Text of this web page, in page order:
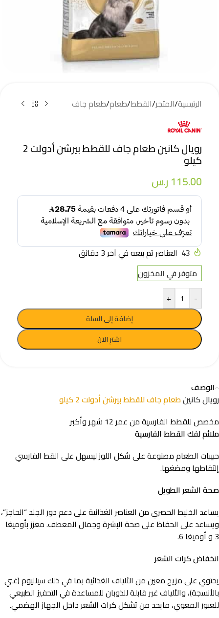
الرئيسية/المتجر/القطط/طعام/طعام جاف
رويال كانين طعام جاف للقطط بيرشن أدولت 2
كيلو
115.00 ر.س
43 العناصر تم بيعه في آخر 3 دقائق
متوفر في المخزون
-
+
إضافة إلى السلة
اشترِ الآن
الوصف
رويال كانينطعام جاف للقطط بيرشن أدولت 2 كيلو
مخصص للقطط الفارسية من عمر 12 شهر وأكبر
ملائم لفك القطط الفارسية
حبيبات الطعام مصنوعة على شكل اللوز ليسهل على القط الفارسي
إلتقاطها ومضغها.
صحة الشعر الطويل
يساعد الخليط الحصري من العناصر الغذائية على دعم دور الجلد “الحاجز”،
ويساعد على الحفاظ على صحة البشرة وجمال المعطف. معزز بأوميغا
3 و أوميغا 6.
انخفاض كرات الشعر
يحتوي على مزيج معين من الألياف الغذائية بما في ذلك سيلليوم (غني
بالأنسجة)، والألياف غير قابلة للذوبان للمساعدة في التحفيز الطبيعي
للعبور المعوي، مايحد من تشكل كرات الشعر داخل الجهاز الهضمي.